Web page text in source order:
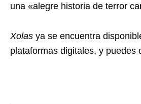
una «alegre historia de terror
Xolas ya se encuentra
plataformas digitales, y puedes